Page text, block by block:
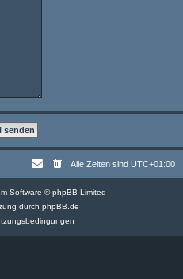
Alle Zeiten sind UTC+01:00
Software © phpBB Limited
durch phpBB.de